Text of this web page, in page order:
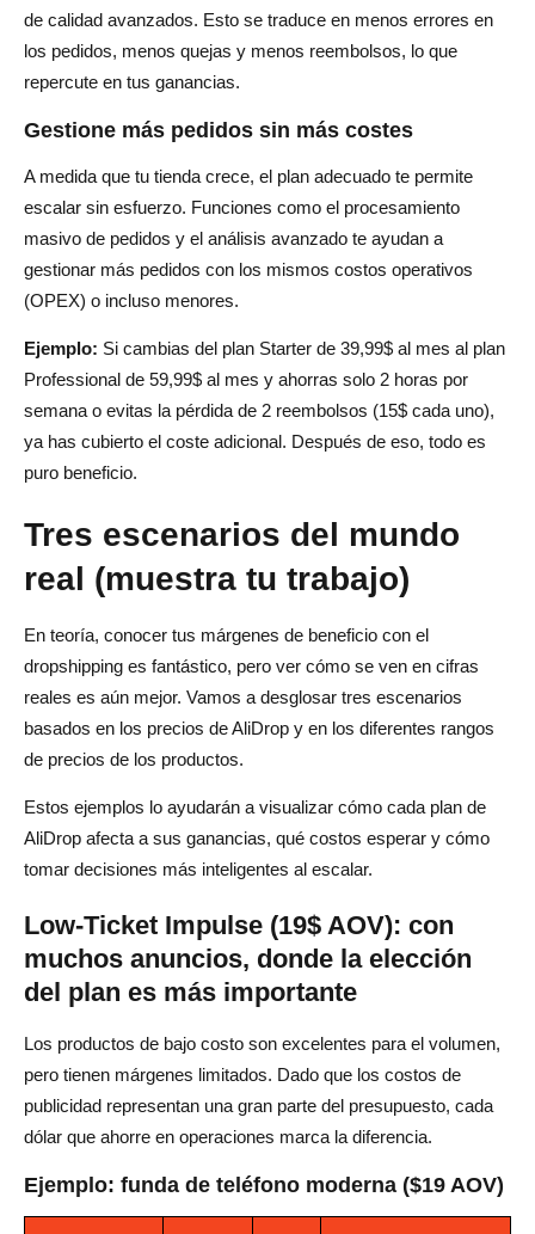
de calidad avanzados. Esto se traduce en menos errores en
los pedidos, menos quejas y menos reembolsos, lo que
repercute en tus ganancias.
Gestione más pedidos sin más costes
A medida que tu tienda crece, el plan adecuado te permite
escalar sin esfuerzo. Funciones como el procesamiento
masivo de pedidos y el análisis avanzado te ayudan a
gestionar más pedidos con los mismos costos operativos
(OPEX) o incluso menores.
Ejemplo: Si cambias del plan Starter de 39,99$ al mes al plan
Professional de 59,99$ al mes y ahorras solo 2 horas por
semana o evitas la pérdida de 2 reembolsos (15$ cada uno),
ya has cubierto el coste adicional. Después de eso, todo es
puro beneficio.
Tres escenarios del mundo
real (muestra tu trabajo)
En teoría, conocer tus márgenes de beneficio con el
dropshipping es fantástico, pero ver cómo se ven en cifras
reales es aún mejor. Vamos a desglosar tres escenarios
basados en los precios de AliDrop y en los diferentes rangos
de precios de los productos.
Estos ejemplos lo ayudarán a visualizar cómo cada plan de
AliDrop afecta a sus ganancias, qué costos esperar y cómo
tomar decisiones más inteligentes al escalar.
Low-Ticket Impulse (19$ AOV): con
muchos anuncios, donde la elección
del plan es más importante
Los productos de bajo costo son excelentes para el volumen,
pero tienen márgenes limitados. Dado que los costos de
publicidad representan una gran parte del presupuesto, cada
dólar que ahorre en operaciones marca la diferencia.
Ejemplo: funda de teléfono moderna ($19 AOV)